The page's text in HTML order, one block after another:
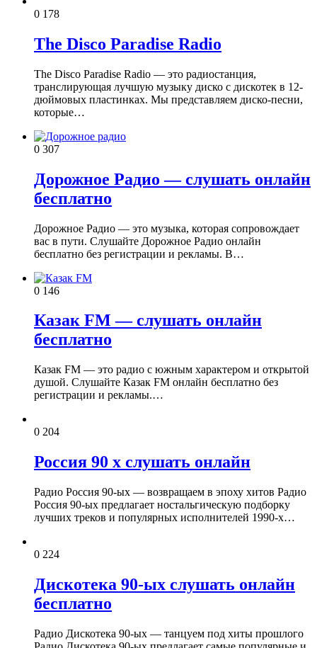
0 178
The Disco Paradise Radio
The Disco Paradise Radio — это радиостанция,
транслирующая лучшую музыку диско с дискотек в 12-
дюймовых пластинках. Мы представляем диско-песни,
которые…
0 307
Дорожное Радио — слушать онлайн
бесплатно
Дорожное Радио — это музыка, которая сопровождает
вас в пути. Слушайте Дорожное Радио онлайн
бесплатно без регистрации и рекламы. В…
0 146
Казак FM — слушать онлайн
бесплатно
Казак FM — это радио с южным характером и открытой
душой. Слушайте Казак FM онлайн бесплатно без
регистрации и рекламы.…
0 204
Россия 90 х слушать онлайн
Радио Россия 90-ых — возвращаем в эпоху хитов Радио
Россия 90-ых предлагает ностальгическую подборку
лучших треков и популярных исполнителей 1990-х…
0 224
Дискотека 90-ых слушать онлайн
бесплатно
Радио Дискотека 90-ых — танцуем под хиты прошлого